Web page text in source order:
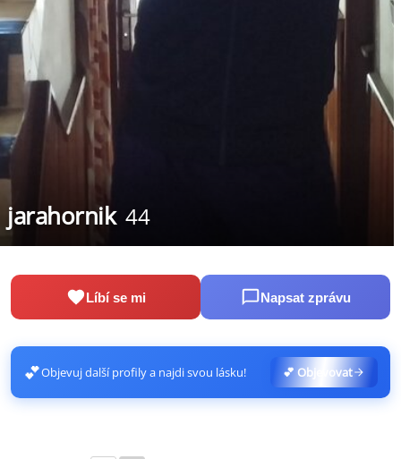
jarahornik 44
Líbí se mi Napsat zprávu
💕Objevuj další profily a najdi svou lásku! 💕 Objevovat